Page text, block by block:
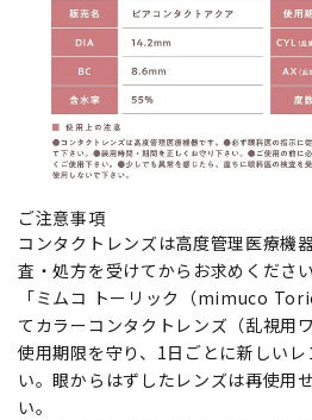
ご注意事項
コンタクトレンズは高度管理医療機
査・処方を受けてからお求めください
「ミムコ トーリック（mimuco
てカラーコンタクトレンズ（乱視用
使用期限を守り、1日ごとに新しい
い。眼からはずしたレンズは再使用
い。